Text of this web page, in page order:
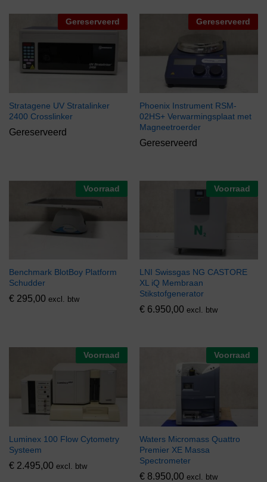
Gereserveerd
Stratagene UV Stratalinker
2400 Crosslinker
Gereserveerd
Gereserveerd
Phoenix Instrument RSM-
02HS+ Verwarmingsplaat met
Magneetroerder
Gereserveerd
Voorraad
Benchmark BlotBoy Platform
Schudder
€ 295,00 excl. btw
Voorraad
LNI Swissgas NG CASTORE
XL iQ Membraan
Stikstofgenerator
€ 6.950,00 excl. btw
Voorraad
Luminex 100 Flow Cytometry
Systeem
€ 2.495,00 excl. btw
Voorraad
Waters Micromass Quattro
Premier XE Massa
Spectrometer
€ 8.950,00 excl. btw